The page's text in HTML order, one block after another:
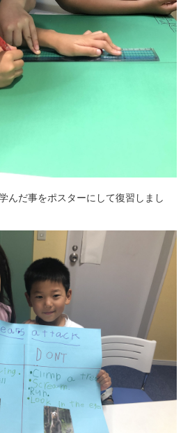
んだ事をポスターにして復習しまし